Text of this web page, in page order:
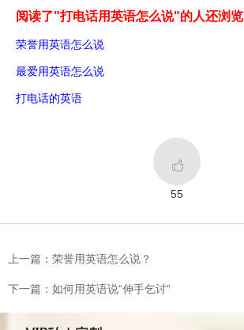
阅读了"打电话用英语怎么说"的人还浏览
荣誉用英语怎么说
最爱用英语怎么说
打电话的英语

55
上一篇：荣誉用英语怎么说？
下一篇：如何用英语说“伸手乞讨”